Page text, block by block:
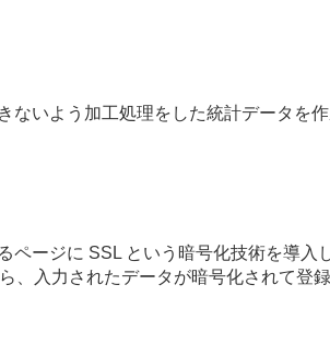
いよう加工処理をした統計データを
ージに SSL という暗号化技術を導入
入力されたデータが暗号化されて登